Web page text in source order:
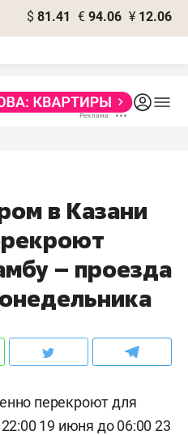
$ 81.41 € 94.06 ¥ 12.06
в Казани
– проезда
перекроют для
19 июня до 06:00 23